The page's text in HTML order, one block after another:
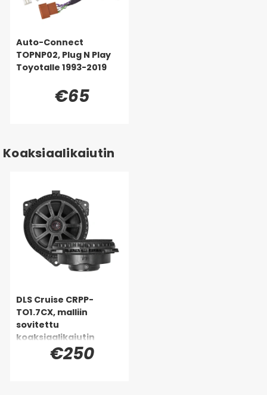
Auto-Connect
TOPNP02, Plug N Play
Toyotalle 1993-2019
€65
Koaksiaalikaiutin
DLS Cruise CRPP-
TO1.7CX, malliin
sovitettu
koaksiaalikaiutin
Toyota, Lexus &
monille muille
€250